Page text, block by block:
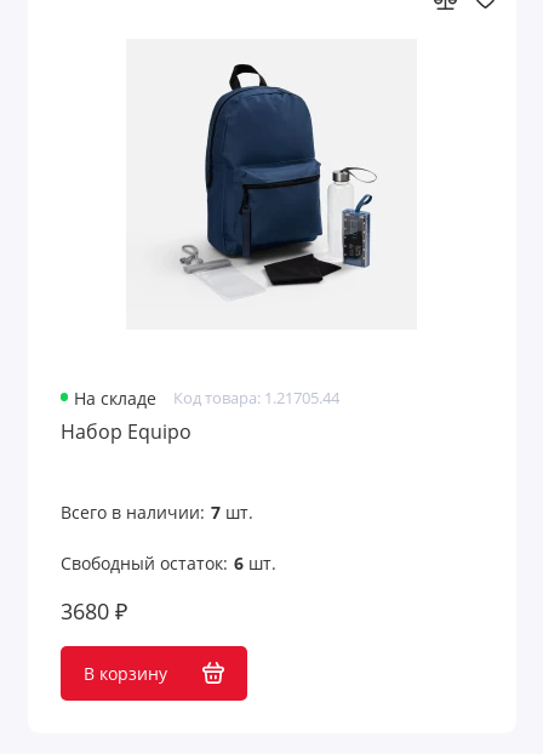
На складе Код товара: 1.21705.44
Набор Equipo
Всего в наличии: 7шт.
Свободный остаток: 6шт.
3680 ₽
В корзину